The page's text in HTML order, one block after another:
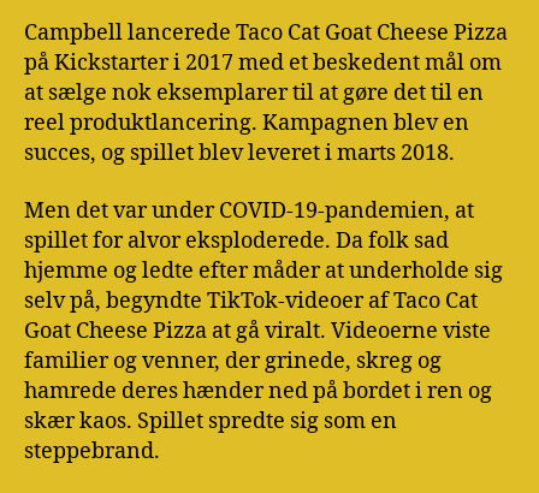
Campbell lancerede Taco Cat Goat Cheese Pizza
på Kickstarter i 2017 med et beskedent mål om
at sælge nok eksemplarer til at gøre det til en
reel produktlancering. Kampagnen blev en
succes, og spillet blev leveret i marts 2018.
Men det var under COVID-19-pandemien, at
spillet for alvor eksploderede. Da folk sad
hjemme og ledte efter måder at underholde sig
selv på, begyndte TikTok-videoer af Taco Cat
Goat Cheese Pizza at gå viralt. Videoerne viste
familier og venner, der grinede, skreg og
hamrede deres hænder ned på bordet i ren og
skær kaos. Spillet spredte sig som en
steppebrand.